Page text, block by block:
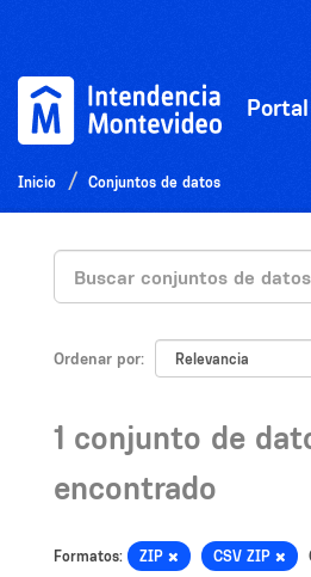
Inicio Conjuntos de datos
Ordenar por
1 conjunto de
encontrado
Formatos: ZIP CSV ZIP